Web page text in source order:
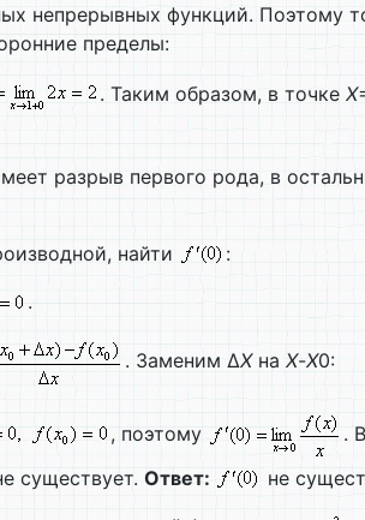
непрерывных функций. Поэтому
пределы:
. Таким образом, в точке X
разрыв первого рода, в
найти :
.
. Заменим ΔXна X-X0:
, поэтому .
существует. Ответ: не